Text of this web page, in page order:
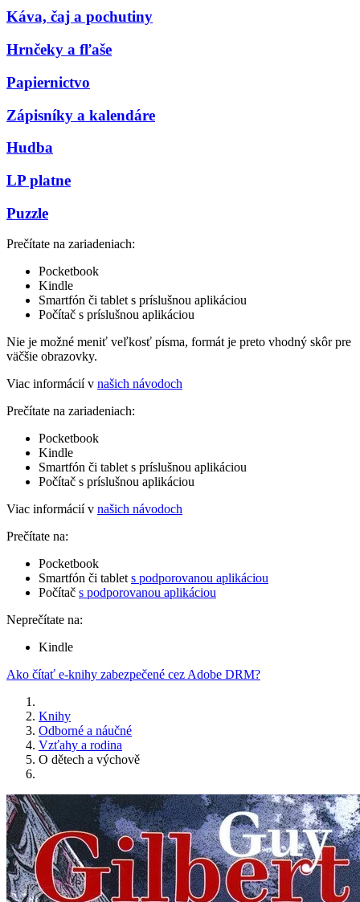
Káva, čaj a pochutiny
Hrnčeky a fľaše
Papiernictvo
Zápisníky a kalendáre
Hudba
LP platne
Puzzle
Prečítate na zariadeniach:
Pocketbook
Kindle
Smartfón či tablet s príslušnou aplikáciou
Počítač s príslušnou aplikáciou
Nie je možné meniť veľkosť písma, formát je preto vhodný skôr pre
väčšie obrazovky.
Viac informácií v našich návodoch
Prečítate na zariadeniach:
Pocketbook
Kindle
Smartfón či tablet s príslušnou aplikáciou
Počítač s príslušnou aplikáciou
Viac informácií v našich návodoch
Prečítate na:
Pocketbook
Smartfón či tablet s podporovanou aplikáciou
Počítač s podporovanou aplikáciou
Neprečítate na:
Kindle
Ako čítať e-knihy zabezpečené cez Adobe DRM?
Knihy
Odborné a náučné
Vzťahy a rodina
O dětech a výchově